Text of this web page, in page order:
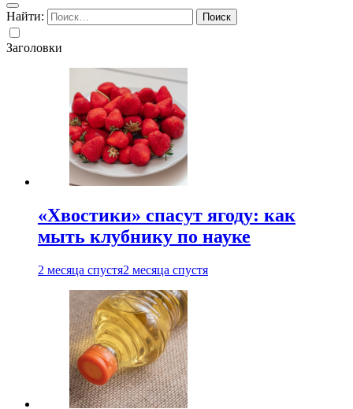
Найти:
Заголовки
«Хвостики» спасут ягоду: как
мыть клубнику по науке
2 месяца спустя2 месяца спустя